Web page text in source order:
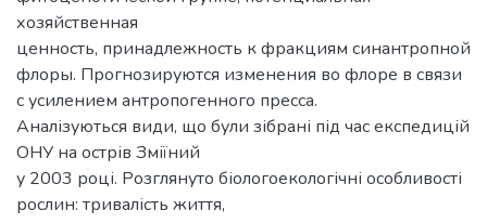
хозяйственная
ценность, принадлежность к фракциям синантропной
флоры. Прогнозируются изменения во флоре в связи
с усилением антропогенного пресса.
Аналізуються види, що були зібрані під час експедицій
ОНУ на острів Зміїний
у 2003 році. Розглянуто біологоекологічні особливості
рослин: тривалість життя,